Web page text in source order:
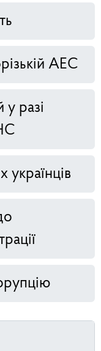
АЕС
разі
українців